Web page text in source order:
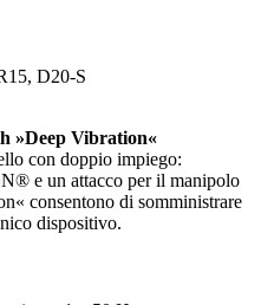
D20-S
»Deep Vibration«
con doppio impiego:
e un attacco per il manipolo
consentono di somministrare
dispositivo.